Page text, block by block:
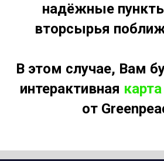
надёжные
вторсырья
В этом случае, Вам
интерактивная
от